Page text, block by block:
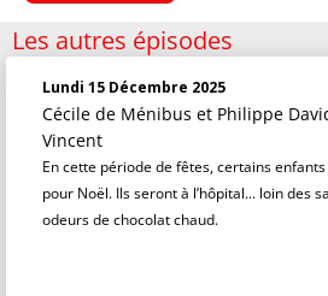
Les autres épisodes
Lundi 15 Décembre 2025
Cécile de Ménibus et Philippe
Vincent
En cette période de fêtes, certains
pour Noël. Ils seront à l’hôpital... loin des
odeurs de chocolat chaud.